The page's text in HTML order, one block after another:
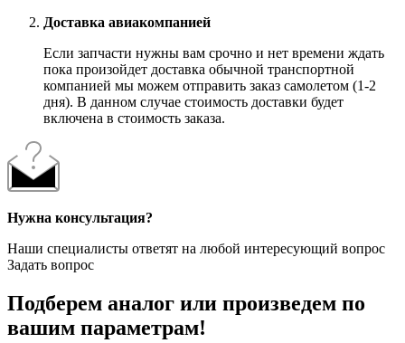
Доставка авиакомпанией
Если запчасти нужны вам срочно и нет времени ждать
пока произойдет доставка обычной транспортной
компанией мы можем отправить заказ самолетом (1-2
дня). В данном случае стоимость доставки будет
включена в стоимость заказа.
Нужна консультация?
Наши специалисты ответят на любой интересующий вопрос
Задать вопрос
Подберем аналог или произведем по
вашим параметрам!